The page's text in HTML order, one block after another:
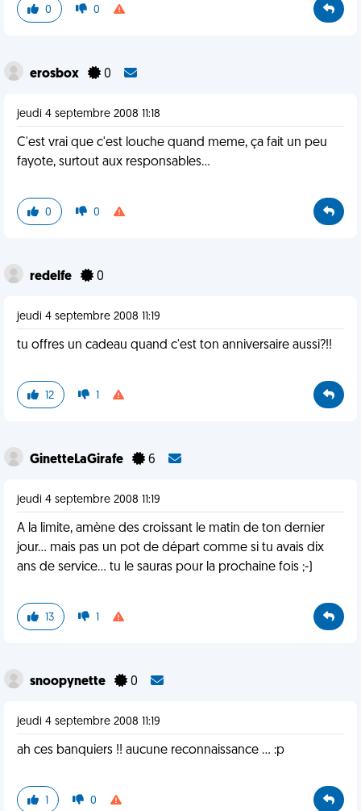
0 0
erosbox 0
jeudi 4 septembre 2008 11:18
C'est vrai que c'est louche quand meme, ça fait un peu
fayote, surtout aux responsables...
0 0
redelfe 0
jeudi 4 septembre 2008 11:19
tu offres un cadeau quand c'est ton anniversaire aussi?!!
12 1
GinetteLaGirafe 6
jeudi 4 septembre 2008 11:19
A la limite, amène des croissant le matin de ton dernier
jour... mais pas un pot de départ comme si tu avais dix
ans de service... tu le sauras pour la prochaine fois ;-)
13 1
snoopynette 0
jeudi 4 septembre 2008 11:19
ah ces banquiers !! aucune reconnaissance ... :p
1 0